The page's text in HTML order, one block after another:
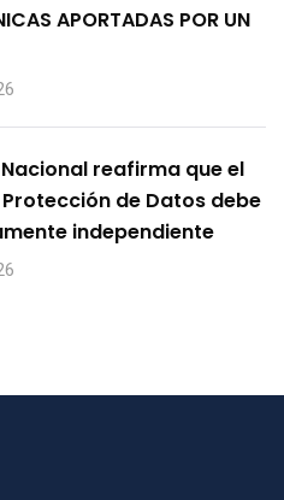
APORTADAS POR UN
reafirma que el
de Datos debe
independiente